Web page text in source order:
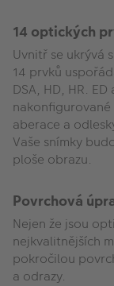
14 optických
Uvnitř se ukrývá
14 prvků
DSA, HD, HR.
aberace a
Vaše snímky
ploše obrazu.
Povrchová
Nejen že jsou
nejkvalitnějších
pokročilou
a odrazy.